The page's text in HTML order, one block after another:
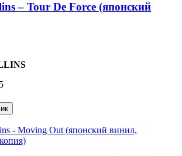
– Tour De Force (японский